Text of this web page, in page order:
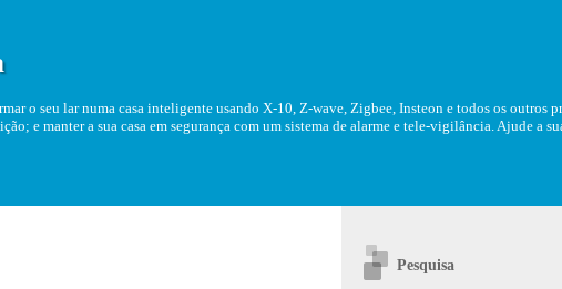
o seu lar numa casa inteligente usando X-10, Z-wave, Zigbee, Insteon e todos os outros
e manter a sua casa em segurança com um sistema de alarme e tele-vigilância. Ajude a
Pesquisa